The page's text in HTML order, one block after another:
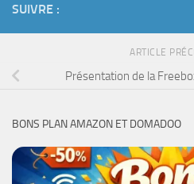
SUIVRE :
ARTICLE
Présentation de la
BONS PLAN AMAZON ET DOMADOO